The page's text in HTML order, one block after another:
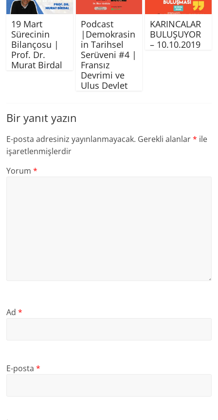
19 Mart
Sürecinin
Bilançosu |
Prof. Dr.
Murat Birdal
Podcast
|Demokrasin
in Tarihsel
Serüveni #4 |
Fransız
Devrimi ve
Ulus Devlet
KARINCALAR
BULUŞUYOR
– 10.10.2019
Bir yanıt yazın
E-posta adresiniz yayınlanmayacak. Gerekli alanlar* ile
işaretlenmişlerdir
Yorum*
Ad*
E-posta*